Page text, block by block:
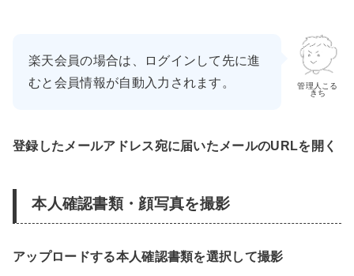
管理人こる
きち
楽天会員の場合は、ログインして先に進
むと会員情報が自動入力されます。
登録したメールアドレス宛に届いたメールのURLを開く
本人確認書類・顔写真を撮影
アップロードする本人確認書類を選択して撮影